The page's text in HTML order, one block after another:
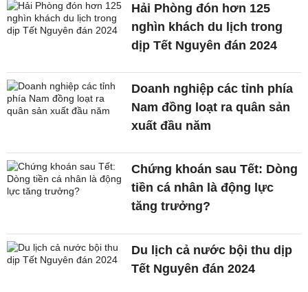
Hải Phòng đón hơn 125
nghìn khách du lịch trong
dịp Tết Nguyên đán 2024
Doanh nghiệp các tỉnh phía
Nam đồng loạt ra quân sản
xuất đầu năm
Chứng khoán sau Tết: Dòng
tiền cá nhân là động lực
tăng trưởng?
Du lịch cả nước bội thu dịp
Tết Nguyên đán 2024